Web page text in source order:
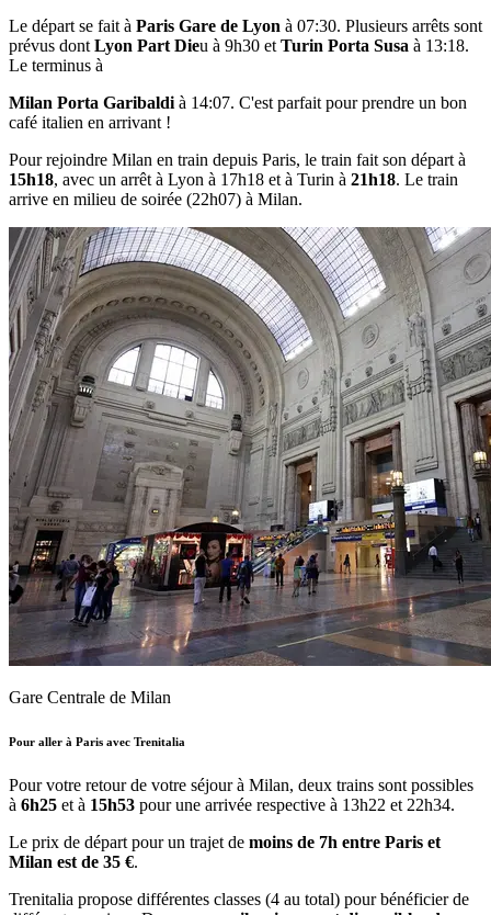
Le départ se fait à Paris Gare de Lyon à 07:30. Plusieurs arrêts sont
prévus dontLyon Part Dieu à 9h30 etTurin Porta Susa à 13:18.
Le terminus à
Milan Porta Garibaldià 14:07. C'est parfait pour prendre un bon
café italien en arrivant !
Pour rejoindre Milan en train depuis Paris, le train fait son départ à
15h18, avec un arrêt à Lyon à 17h18 et à Turin à 21h18. Le train
arrive en milieu de soirée (22h07) à Milan.
Gare Centrale de Milan
Pour aller à Paris avec Trenitalia
Pour votre retour de votre séjour à Milan, deux trains sont possibles
à 6h25 et à 15h53 pour une arrivée respective à 13h22 et 22h34.
Le prix de départ pour un trajet de moins de 7h entre Paris et
Milan est de 35 €.
Trenitalia propose différentes classes (4 au total) pour bénéficier de